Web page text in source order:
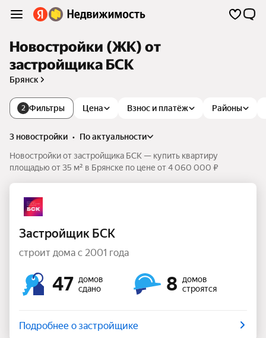
Новостройки (ЖК) от
застройщика БСК
Брянск
2 Фильтры Цена Взнос и платёж Районы
3 новостройки •
по актуальности
Новостройки от застройщика БСК — купить квартиру
площадью от 35 м² в Брянске по цене от 4 060 000 ₽
Застройщик БСК
строит дома с 2001 года
47 домов
сдано
8
домов
строятся
Подробнее о застройщике